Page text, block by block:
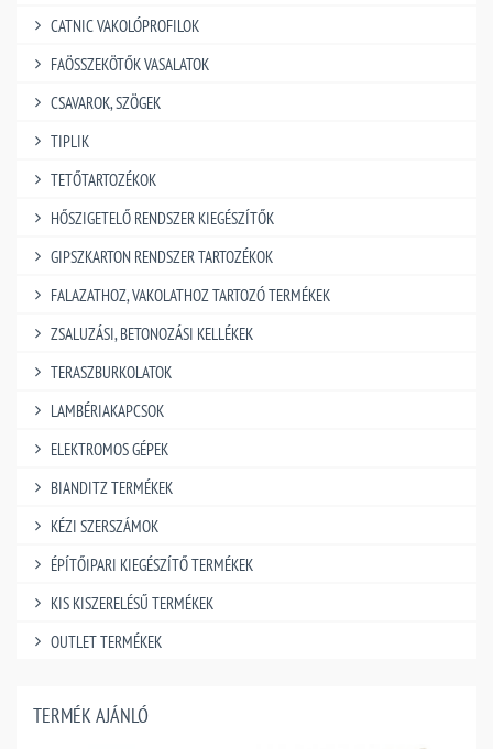
CATNIC VAKOLÓPROFILOK
FAÖSSZEKÖTŐK VASALATOK
CSAVAROK, SZÖGEK
TIPLIK
TETŐTARTOZÉKOK
HŐSZIGETELŐ RENDSZER KIEGÉSZÍTŐK
GIPSZKARTON RENDSZER TARTOZÉKOK
FALAZATHOZ, VAKOLATHOZ TARTOZÓ TERMÉKEK
ZSALUZÁSI, BETONOZÁSI KELLÉKEK
TERASZBURKOLATOK
LAMBÉRIAKAPCSOK
ELEKTROMOS GÉPEK
BIANDITZ TERMÉKEK
KÉZI SZERSZÁMOK
ÉPÍTŐIPARI KIEGÉSZÍTŐ TERMÉKEK
KIS KISZERELÉSŰ TERMÉKEK
OUTLET TERMÉKEK
TERMÉK AJÁNLÓ